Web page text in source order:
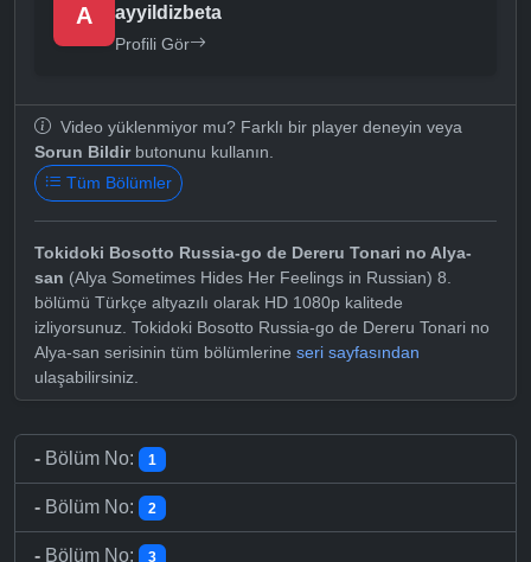
A ayyildizbeta
Profili Gör
Video yüklenmiyor mu? Farklı bir player deneyin veya
Sorun Bildirbutonunu kullanın.
Tüm Bölümler
Tokidoki Bosotto Russia-go de Dereru Tonari no Alya-
san (Alya Sometimes Hides Her Feelings in Russian) 8.
bölümü Türkçe altyazılı olarak HD 1080p kalitede
izliyorsunuz. Tokidoki Bosotto Russia-go de Dereru Tonari no
Alya-san serisinin tüm bölümlerine seri sayfasından
ulaşabilirsiniz.
- Bölüm No: 1
- Bölüm No: 2
- Bölüm No: 3